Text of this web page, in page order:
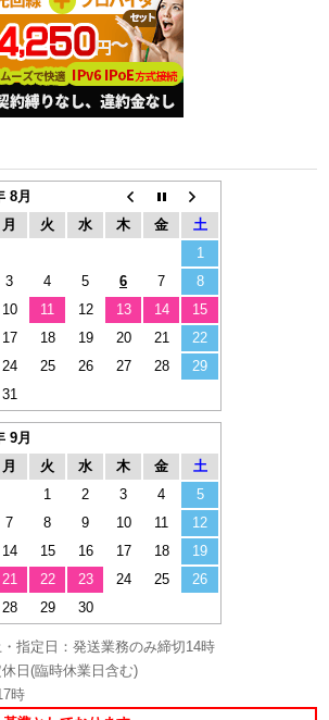
8月
月 火 水 木 金
土
1
3 4 5 6 7
8
10 11 12 13 14
15
17 18 19 20 21
22
24 25 26 27 28
29
31
9月
月 火 水 木 金
土
1
2 3 4
5
7 8 9 10 11
12
14 15 16 17 18
19
21 22 23 24 25
26
28 29 30
・指定日：発送業務のみ締切14時
休日(臨時休業日含む)
時